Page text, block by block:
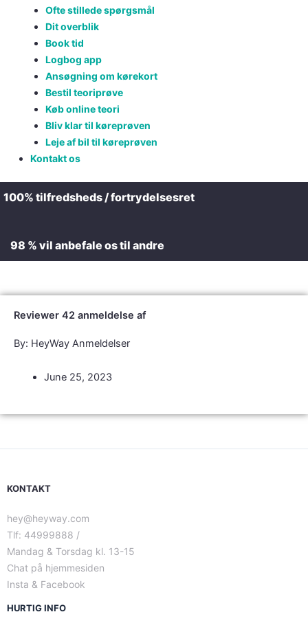
Ofte stillede spørgsmål
Dit overblik
Book tid
Logbog app
Ansøgning om kørekort
Bestil teoriprøve
Køb online teori
Bliv klar til køreprøven
Leje af bil til køreprøven
Kontakt os
100% tilfredsheds / fortrydelsesret
98 % vil anbefale os til andre
Reviewer 42 anmeldelse af
By: HeyWay Anmeldelser
June 25, 2023
KONTAKT
hey@heyway.com
Tlf: 44999888 /
Mandag & Torsdag kl. 13-15
Chat på hjemmesiden
Insta & Facebook
HURTIG INFO